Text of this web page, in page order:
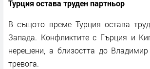
Турция остава труден партньор
В същото време Турция остава
Запада. Конфликтите с Гърция и
нерешени, а близостта до
тревога.